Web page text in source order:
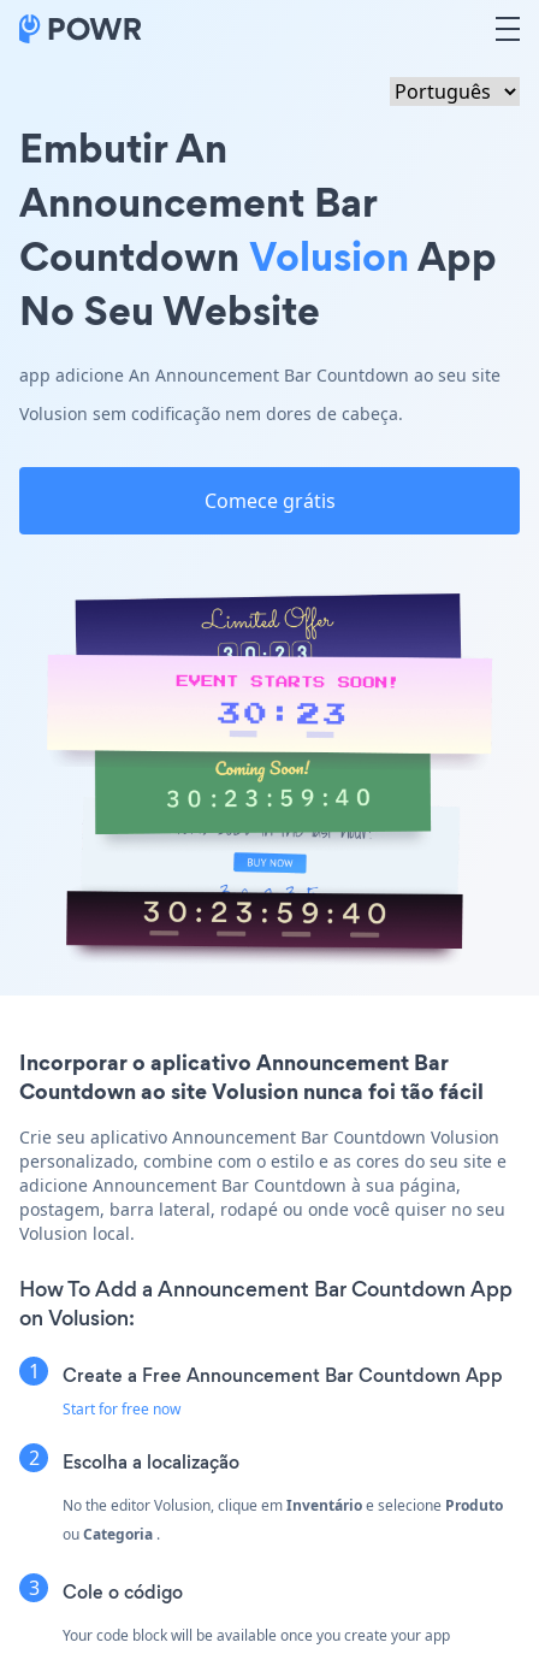
Embutir An
Announcement Bar
CountdownVolusionApp
No Seu Website
app adicione An Announcement Bar Countdown ao seu site
Volusion sem codificação nem dores de cabeça.
Comece grátis
Incorporar o aplicativo Announcement Bar
Countdown ao site Volusion nunca foi tão fácil
Crie seu aplicativo Announcement Bar Countdown Volusion
personalizado, combine com o estilo e as cores do seu site e
adicione Announcement Bar Countdown à sua página,
postagem, barra lateral, rodapé ou onde você quiser no seu
Volusion local.
How To Add a Announcement Bar Countdown App
on Volusion:
Create a Free Announcement Bar Countdown App
Start for free now
Escolha a localização
No the editor Volusion, clique emInventárioe selecione Produto
ouCategoria .
Cole o código
Your code block will be available once you create your app